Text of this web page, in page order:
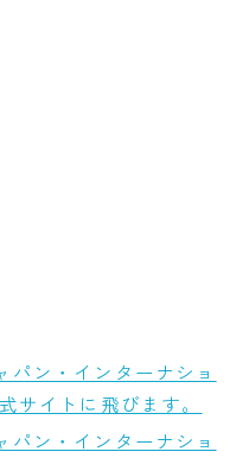
パン・インターナショ
サイトに飛びます。
パン・インターナショ